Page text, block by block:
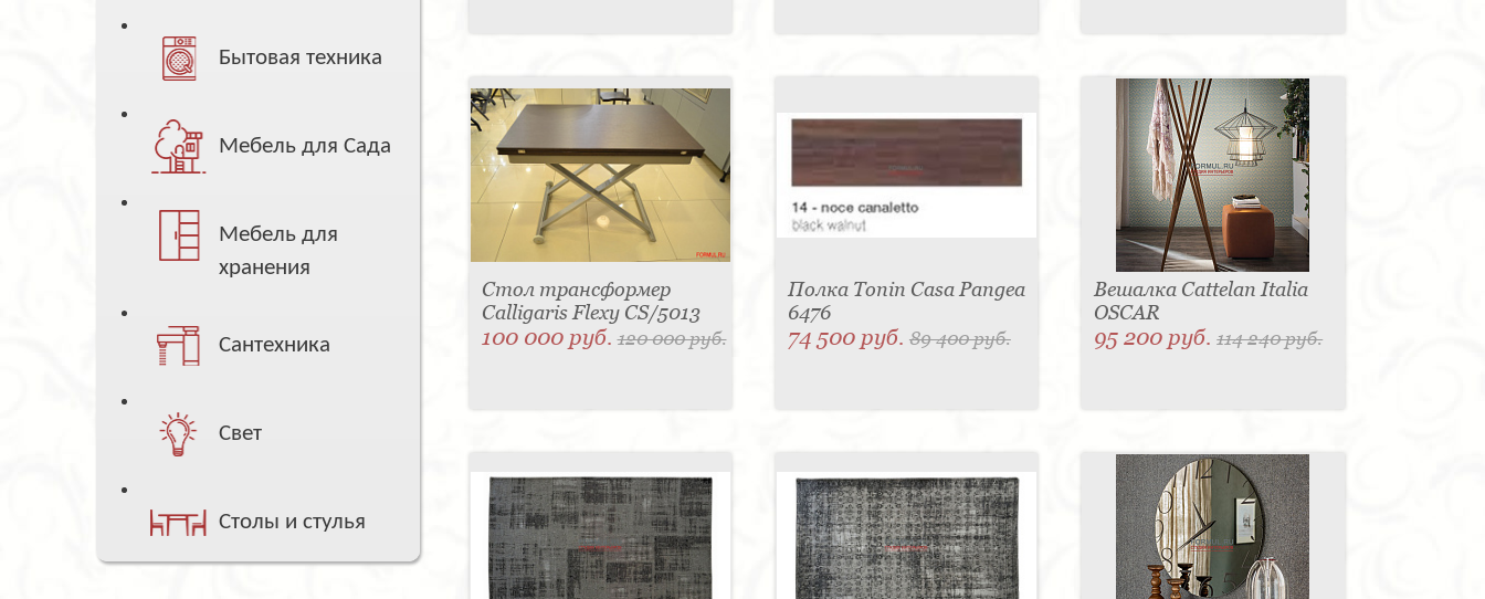
Бытовая техника
Мебель для Сада
Мебель для
хранения
Сантехника
Свет
Столы и стулья
Стол трансформер
Calligaris Flexy CS/5013
100 000 руб.120 000 руб.
Полка Tonin Casa Pangea
6476
74 500 руб. 89 400 руб.
Вешалка Cattelan Italia
OSCAR
95 200 руб.114 240 руб.